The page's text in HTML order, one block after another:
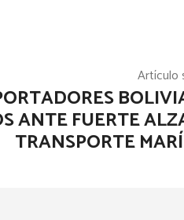
Artículo
ANTE FUERTE
TRANSPORTE